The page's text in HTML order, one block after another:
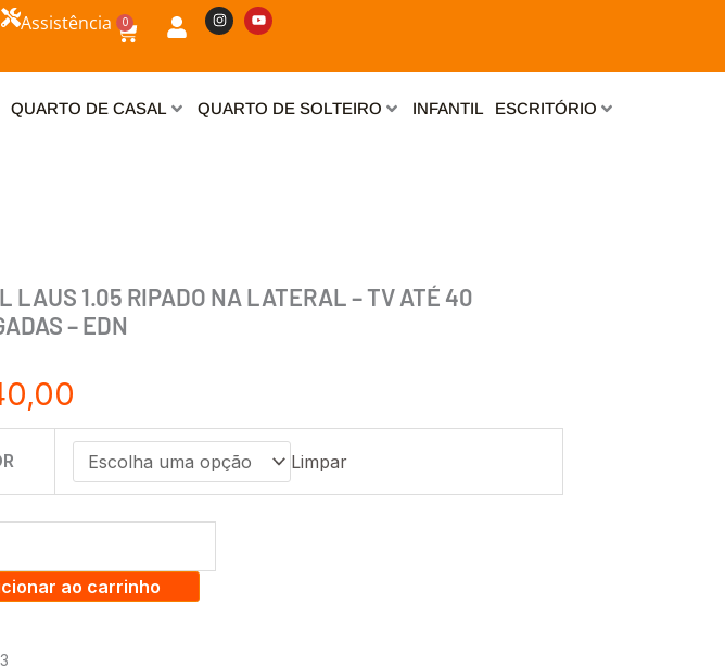
Assistência 0
Carrinho
I
n
s
a
Y
o
u
QUARTO DE CASAL QUARTO DE SOLTEIRO INFANTIL ESCRITÓRIO
LAUS 1.05 RIPADO NA LATERAL – TV ATÉ 40
– EDN
Limpar
ao carrinho